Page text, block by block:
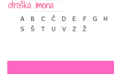
A B C Č D E F G H
S
Š T U V Z Ž